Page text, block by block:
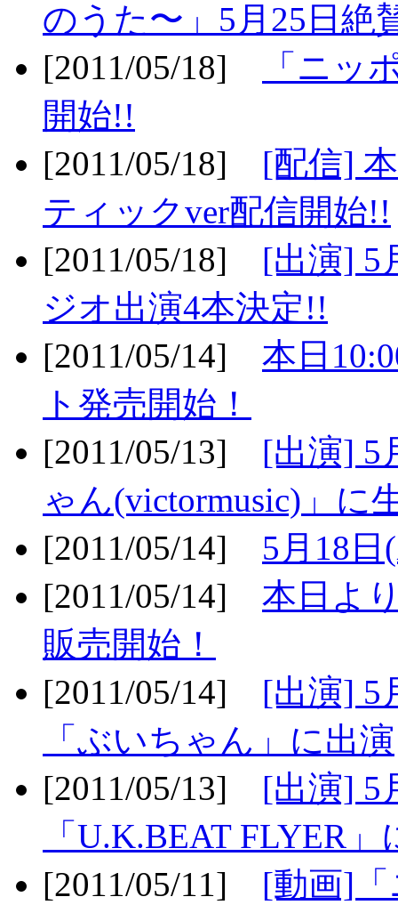
のうた〜」5月25日絶
[2011/05/18]
「ニッ
開始!!
[2011/05/18] [配信]
ティックver配信開始!!
[2011/05/18] [出演] 5
ジオ出演4本決定!!
[2011/05/14] 本日
ト発売開始！
[2011/05/13] [出演] 5
ゃん(victormusic)」に
[2011/05/14] 5月18
[2011/05/14] 本日よ
販売開始！
[2011/05/14] [出演] 5
「ぶいちゃん」に出演
[2011/05/13] [出演] 5
「U.K.BEAT FLYER
[2011/05/11] [動画]